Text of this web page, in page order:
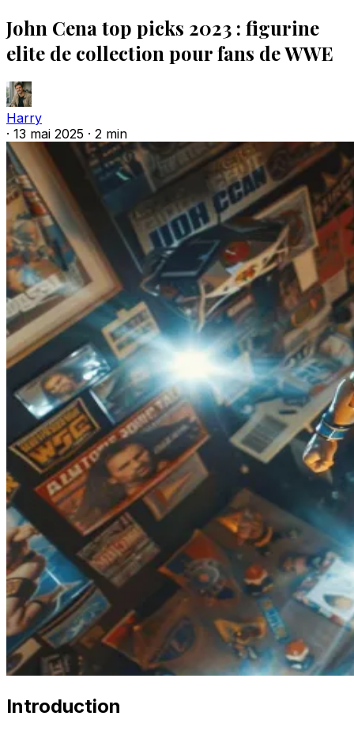
John Cena top picks 2023 : figurine
elite de collection pour fans de WWE
Harry
· 13 mai 2025 · 2 min
Introduction